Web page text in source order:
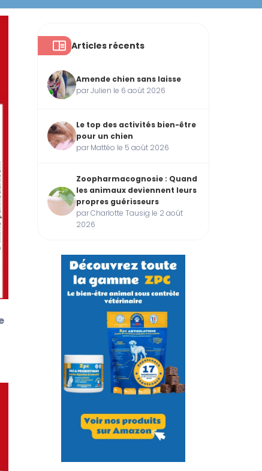
Articles récents
Amende chien sans laisse
par Julien le 6 août 2026
Le top des activités bien-être
pour un chien
par Mattéo le 5 août 2026
Zoopharmacognosie : Quand
les animaux deviennent leurs
propres guérisseurs
par Charlotte Tausig le 2 août
2026